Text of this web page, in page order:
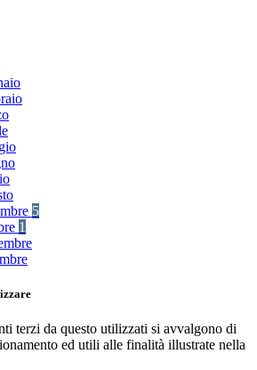
5
1
terzi da questo utilizzati si avvalgono di
ed utili alle finalità illustrate nella